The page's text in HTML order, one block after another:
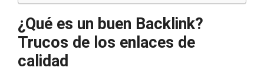
¿Qué es un buen Backlink?
Trucos de los enlaces de
calidad